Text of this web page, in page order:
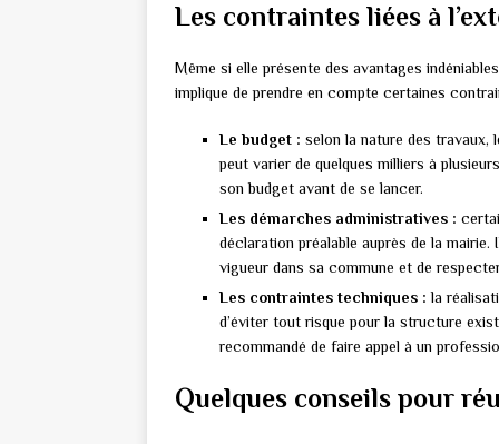
Les contraintes liées à
Même si elle présente des avantages
implique de prendre en compte certaines
Le budget : selon la nature des travaux,
peut varier de quelques milliers à
son budget avant de se lancer.
Les démarches administratives :
déclaration préalable auprès de la
vigueur dans sa commune et de
Les contraintes techniques : la
d’éviter tout risque pour la structure
recommandé de faire appel à un
Quelques conseils pour